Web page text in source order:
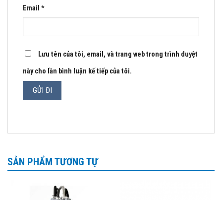
Email *
Lưu tên của tôi, email, và trang web trong trình duyệt
này cho lần bình luận kế tiếp của tôi.
SẢN PHẨM TƯƠNG TỰ